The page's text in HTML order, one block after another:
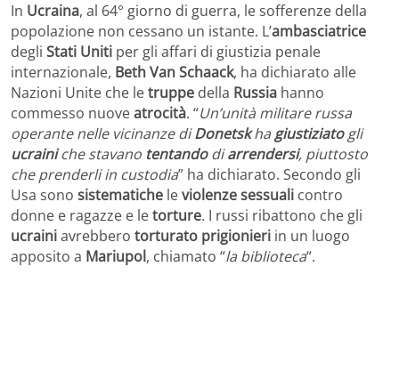
In Ucraina, al 64° giorno di guerra, le sofferenze della
popolazione non cessano un istante. L’ambasciatrice
degli Stati Uniti per gli affari di giustizia penale
internazionale, Beth Van Schaack, ha dichiarato alle
Nazioni Unite che letruppe della Russia hanno
commesso nuoveatrocità. “Un’unità militare russa
operante nelle vicinanze diDonetskhagiustiziatogli
ucrainiche stavano tentandodiarrendersi, piuttosto
che prenderli in custodia” ha dichiarato. Secondo gli
Usa sono sistematiche leviolenze sessuali contro
donne e ragazze e letorture. I russi ribattono che gli
ucrainiavrebbero torturato prigionieri in un luogo
apposito a Mariupol, chiamato “la biblioteca“.